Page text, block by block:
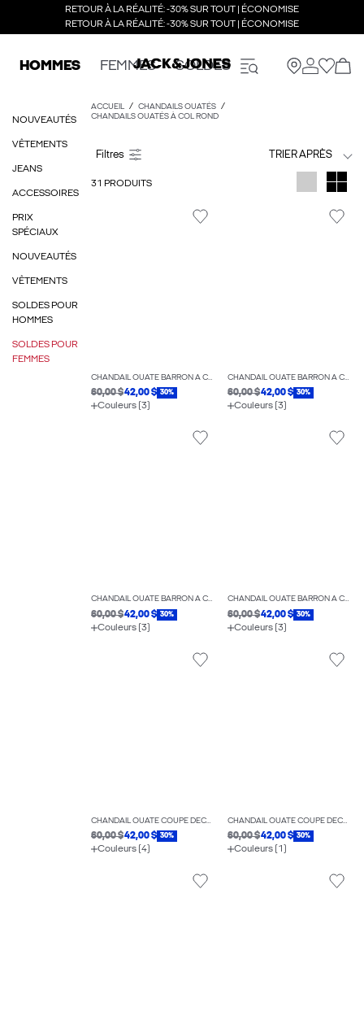
RETOUR À LA RÉALITÉ: -30% SUR TOUT | ÉCONOMISE
RETOUR À LA RÉALITÉ: -30% SUR TOUT | ÉCONOMISE
HOMMES FEMMES SOLDES
NOUVEAUTÉS
VÊTEMENTS
JEANS
ACCESSOIRES
PRIX
SPÉCIAUX
NOUVEAUTÉS
VÊTEMENTS
SOLDES POUR
HOMMES
SOLDES POUR
FEMMES
ACCUEIL
CHANDAILS OUATÉS
CHANDAILS OUATÉS À COL ROND
TRIER APRÈS
31 PRODUITS
CHANDAIL OUATÉ BARRON À COUPE AMPLE
60,00 $42,00 $ 30%
Couleurs (3)
CHANDAIL OUATÉ BARRON À COUPE AMPLE
60,00 $42,00 $ 30%
Couleurs (3)
CHANDAIL OUATÉ BARRON À COUPE AMPLE
60,00 $42,00 $ 30%
Couleurs (3)
CHANDAIL OUATÉ BARRON À COUPE AMPLE
60,00 $42,00 $ 30%
Couleurs (3)
CHANDAIL OUATÉ COUPE DÉCONTRACTÉE
60,00 $42,00 $ 30%
Couleurs (4)
CHANDAIL OUATÉ COUPE DÉCONTRACTÉE
60,00 $42,00 $ 30%
Couleurs (1)